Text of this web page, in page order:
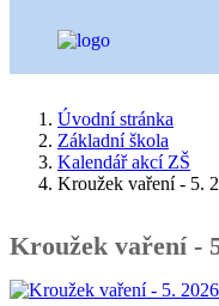
Úvodní stránka
Základní škola
Kalendář akcí ZŠ
Kroužek vaření - 5.
Kroužek vaření -